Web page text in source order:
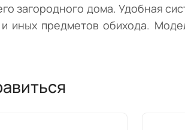
загородного дома. Удобная
иных предметов обихода.